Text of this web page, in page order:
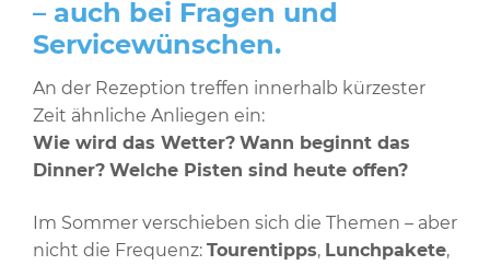
– auch bei Fragen und
Servicewünschen.
An der Rezeption treffen innerhalb kürzester
Zeit ähnliche Anliegen ein:
Wie wird das Wetter? Wann beginnt das
Dinner? Welche Pisten sind heute offen?
Im Sommer verschieben sich die Themen – aber
nicht die Frequenz: Tourentipps, Lunchpakete,